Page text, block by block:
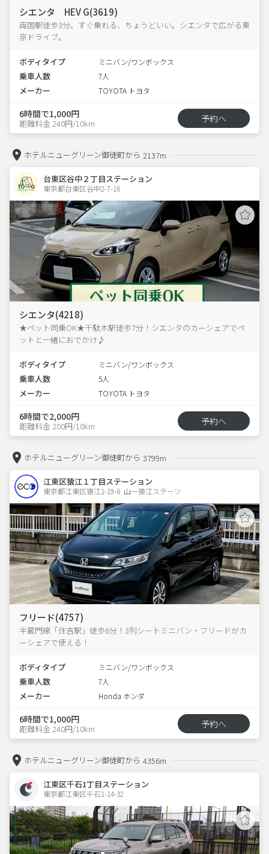
シエンタ HEV G(3619)
両国駅徒歩3分。すぐ乗れる、ちょうどいい。シエンタで広がる東
京ドライブ。
ボディタイプ ミニバン/ワンボックス
乗車人数 7人
メーカー TOYOTA トヨタ
6時間で1,000円
距離料金 240円/10km 予約へ
ホテルニューグリーン御徒町から 2137m
台東区谷中２丁目ステーション
東京都台東区谷中2-7-16
シエンタ(4218)
★ペット同乗OK★千駄木駅徒歩7分！シエンタのカーシェアでペ
ットと一緒におでかけ♪
ボディタイプ ミニバン/ワンボックス
乗車人数 5人
メーカー TOYOTA トヨタ
6時間で2,000円
距離料金 200円/10km 予約へ
ホテルニューグリーン御徒町から 3799m
江東区猿江１丁目ステーション
東京都江東区猿江1-19-6  山一猿江ステーツ
フリード(4757)
半蔵門線「住吉駅」徒歩6分！3列シートミニバン・フリードがカ
ーシェアで使える！
ボディタイプ ミニバン/ワンボックス
乗車人数 7人
メーカー Honda ホンダ
6時間で1,000円
距離料金 240円/10km 予約へ
ホテルニューグリーン御徒町から 4356m
江東区千石1丁目ステーション
東京都江東区千石1-14-32